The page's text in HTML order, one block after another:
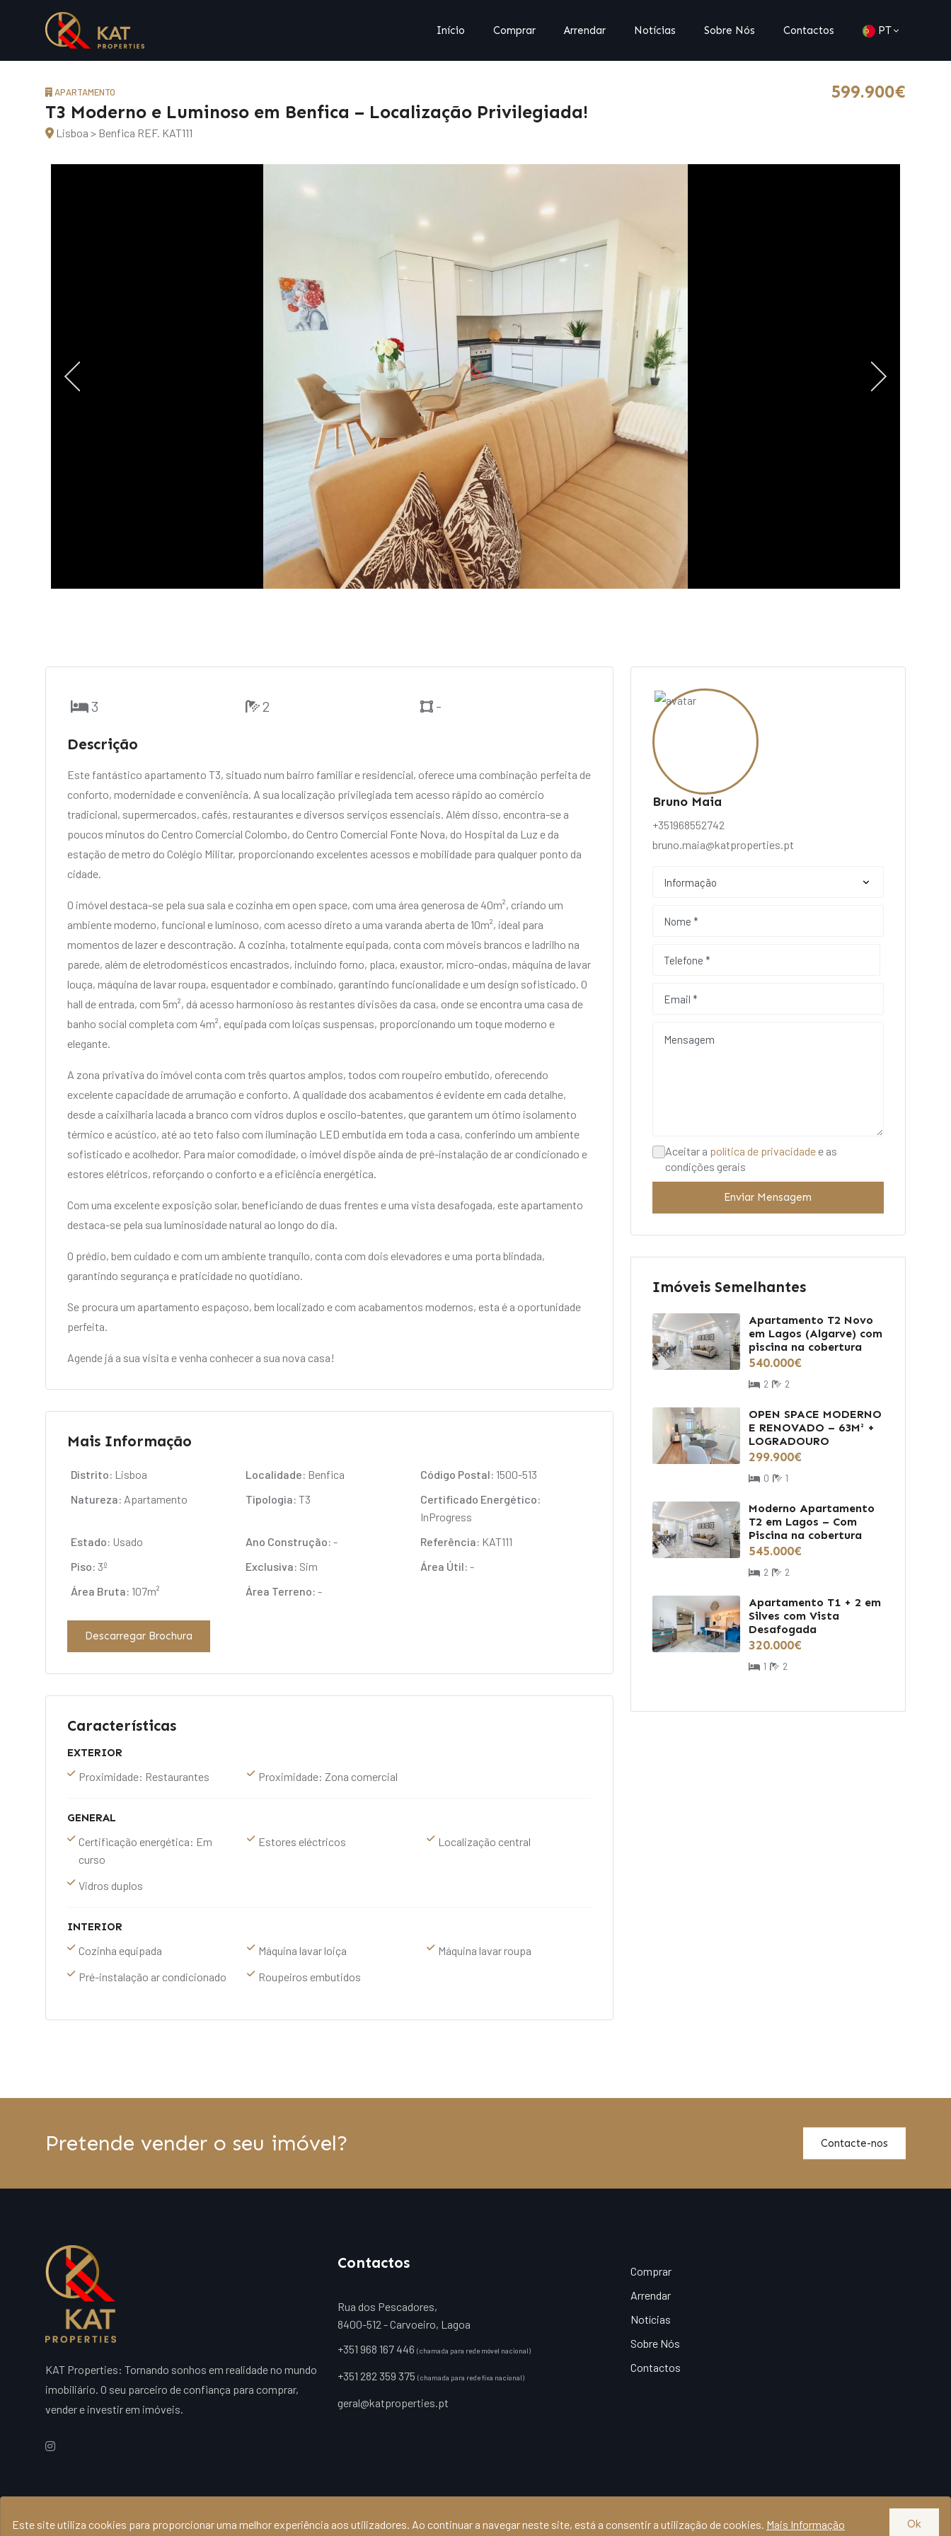
Início Comprar Arrendar Notícias Sobre Nós Contactos PT
APARTAMENTO
T3 Moderno e Luminoso em Benfica – Localização Privilegiada!
Lisboa > Benfica REF. KAT111
599.900€
Bruno Maia
+351968552742
bruno.maia@katproperties.pt
Aceitar a política de privacidade e as
condições gerais
Enviar Mensagem
Imóveis Semelhantes
Apartamento T2 Novo
em Lagos (Algarve) com
piscina na cobertura
540.000€
2 2
OPEN SPACE MODERNO
E RENOVADO – 63M² +
LOGRADOURO
299.900€
0 1
Moderno Apartamento
T2 em Lagos – Com
Piscina na cobertura
545.000€
2 2
Apartamento T1 + 2 em
Silves com Vista
Desafogada
320.000€
1 2
3 2 -
Descrição
Este fantástico apartamento T3, situado num bairro familiar e residencial, oferece uma combinação perfeita de
conforto, modernidade e conveniência. A sua localização privilegiada tem acesso rápido ao comércio
tradicional, supermercados, cafés, restaurantes e diversos serviços essenciais. Além disso, encontra-se a
poucos minutos do Centro Comercial Colombo, do Centro Comercial Fonte Nova, do Hospital da Luz e da
estação de metro do Colégio Militar, proporcionando excelentes acessos e mobilidade para qualquer ponto da
cidade.
O imóvel destaca-se pela sua sala e cozinha em open space, com uma área generosa de 40m², criando um
ambiente moderno, funcional e luminoso, com acesso direto a uma varanda aberta de 10m², ideal para
momentos de lazer e descontração. A cozinha, totalmente equipada, conta com móveis brancos e ladrilho na
parede, além de eletrodomésticos encastrados, incluindo forno, placa, exaustor, micro-ondas, máquina de lavar
louça, máquina de lavar roupa, esquentador e combinado, garantindo funcionalidade e um design sofisticado. O
hall de entrada, com 5m², dá acesso harmonioso às restantes divisões da casa, onde se encontra uma casa de
banho social completa com 4m², equipada com loiças suspensas, proporcionando um toque moderno e
elegante.
A zona privativa do imóvel conta com três quartos amplos, todos com roupeiro embutido, oferecendo
excelente capacidade de arrumação e conforto. A qualidade dos acabamentos é evidente em cada detalhe,
desde a caixilharia lacada a branco com vidros duplos e oscilo-batentes, que garantem um ótimo isolamento
térmico e acústico, até ao teto falso com iluminação LED embutida em toda a casa, conferindo um ambiente
sofisticado e acolhedor. Para maior comodidade, o imóvel dispõe ainda de pré-instalação de ar condicionado e
estores elétricos, reforçando o conforto e a eficiência energética.
Com uma excelente exposição solar, beneficiando de duas frentes e uma vista desafogada, este apartamento
destaca-se pela sua luminosidade natural ao longo do dia.
O prédio, bem cuidado e com um ambiente tranquilo, conta com dois elevadores e uma porta blindada,
garantindo segurança e praticidade no quotidiano.
Se procura um apartamento espaçoso, bem localizado e com acabamentos modernos, esta é a oportunidade
perfeita.
Agende já a sua visita e venha conhecer a sua nova casa!
Mais Informação
Distrito: Lisboa Localidade: Benfica Código Postal: 1500-513
Natureza: Apartamento Tipologia: T3
Certificado Energético:
InProgress
Estado: Usado Ano Construção: - Referência: KAT111
Piso: 3º Exclusiva: Sim Área Útil: -
Área Bruta: 107m² Área Terreno: -
Descarregar Brochura
Características
EXTERIOR
Proximidade: Restaurantes Proximidade: Zona comercial
GENERAL
Certificação energética: Em
curso
Estores eléctricos Localização central
Vidros duplos
INTERIOR
Cozinha equipada Máquina lavar loiça
Máquina lavar roupa
Pré-instalação ar condicionado
Roupeiros embutidos
Pretende vender o seu imóvel? Contacte-nos
KAT Properties: Tornando sonhos em realidade no mundo
imobiliário. O seu parceiro de confiança para comprar,
vender e investir em imóveis.
Contactos
Rua dos Pescadores,
8400-512 - Carvoeiro, Lagoa
+351 968 167 446(chamada para rede móvel nacional)
+351 282 359 375(chamada para rede fixa nacional)
geral@katproperties.pt
Comprar
Arrendar
Notícias
Sobre Nós
Contactos
Este site utiliza cookies para proporcionar uma melhor experiência aos utilizadores. Ao continuar a navegar neste site, está a consentir a utilização de cookies. Mais Informação Ok
© 2026 KAT Properties, Todos os direitos reservados - AMI 20540 Política de Privacidade |